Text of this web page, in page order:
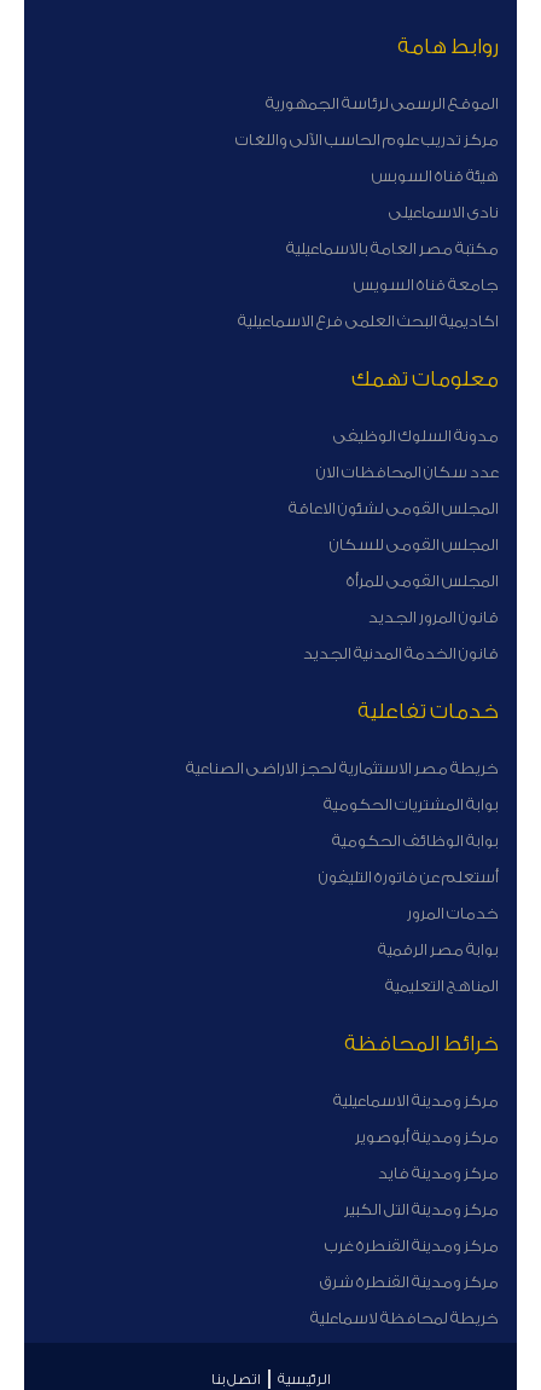
روابط هامة
الموقع الرسمى لرئاسة الجمهورية
مركز تدريب علوم الحاسب الآلى واللغات
هيئة قناة السوبس
نادى الاسماعيلى
مكتبة مصر العامة بالاسماعيلية
جامعة قناة السويس
اكاديمية البحث العلمى فرع الاسماعيلية
معلومات تهمك
مدونة السلوك الوظيفى
عدد سكان المحافظات الان
المجلس القومى لشئون الاعاقة
المجلس القومى للسكان
المجلس القومى للمرأة
قانون المرور الجديد
قانون الخدمة المدنية الجديد
خدمات تفاعلية
خريطة مصر الاستثمارية لحجز الاراضى الصناعية
بوابة المشتريات الحكومية
بوابة الوظائف الحكومية
أستعلم عن فاتورة التليفون
خدمات المرور
بوابة مصر الرقمية
المناهج التعليمية
خرائط المحافظة
مركز ومدينة الاسماعيلية
مركز ومدينة أبوصوير
مركز ومدينة فايد
مركز ومدينة التل الكبير
مركز ومدينة القنطرة غرب
مركز ومدينة القنطرة شرق
خريطة لمحافظة لاسماعلية
الرئيسية اتصل بنا